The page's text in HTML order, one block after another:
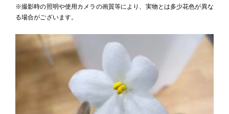
※撮影時の照明や使用カメラの画質等により、実物とは多少花色が異な
る場合がございます。